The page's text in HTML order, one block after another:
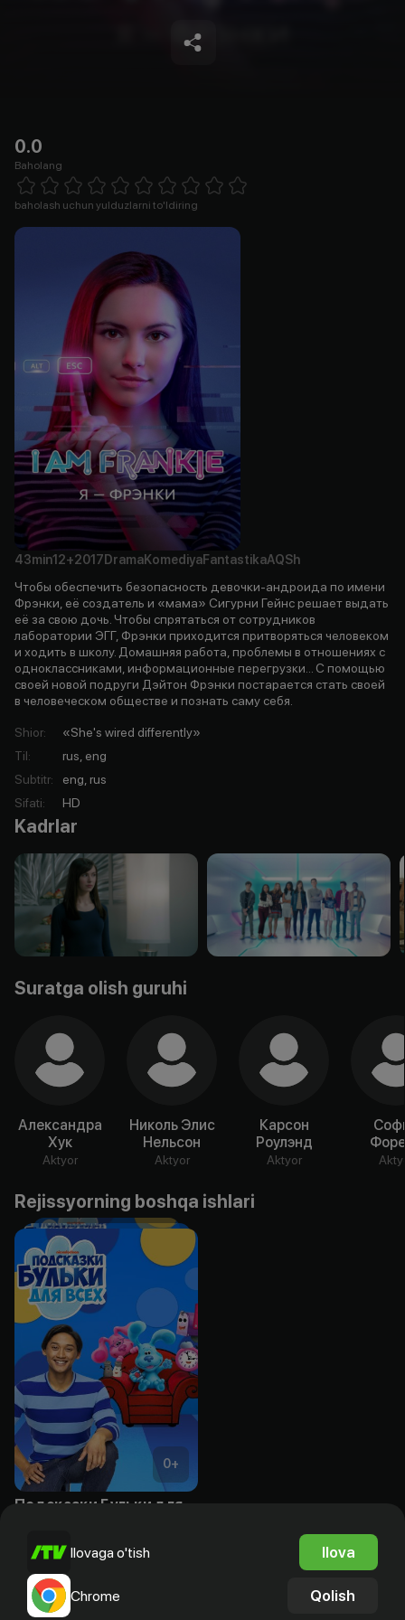
0.0
Baholang
1 Star 2 Stars 3 Stars 4 Stars5 Stars 6 Stars7 Stars8 Stars
baholash uchun yulduzlarni to'ldiring
43min12+2017 DramaKomediyaFantastikaAQSh
Чтобы обеспечить безопасность девочки-андроида по имени
Фрэнки, её создатель и «мама» Сигурни Гейнс решает выдать
её за свою дочь. Чтобы спрятаться от сотрудников
лаборатории ЭГГ, Фрэнки приходится притворяться человеком
и ходить в школу. Домашняя работа, проблемы в отношениях с
одноклассниками, информационные перегрузки... С помощью
своей новой подруги Дэйтон Фрэнки постарается стать своей
в человеческом обществе и познать саму себя.
Shior:
«She's wired differently»
Til:
rus, eng
Subtitr:
eng, rus
Sifati: HD
Kadrlar
Suratga olish guruhi
Александра
Хук
Aktyor
Николь Элис
Нельсон
Aktyor
Карсон
Роулэнд
Aktyor
Rejissyorning boshqa ishlari
0+
Ilovaga o'tish Ilova
Chrome Qolish